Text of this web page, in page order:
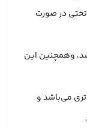
در صورت
وهمچنین این
می‌باشد و